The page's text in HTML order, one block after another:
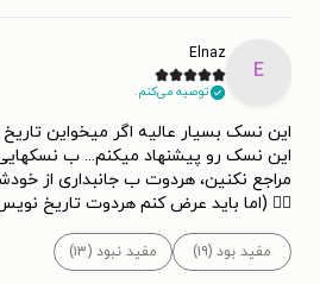
E
Elnaz
توصیه می‌کنم.
این نسک بسیار عالیه اگر میخواین تاریخ
این نسک رو پیشنهاد میکنم... ب
مراجع نکنین، هردوت ب جانبداری از
🤦‍♀ (اما باید عرض کنم هردوت تاریخ
مفید بود (۱۹) مفید نبود (۱۳)